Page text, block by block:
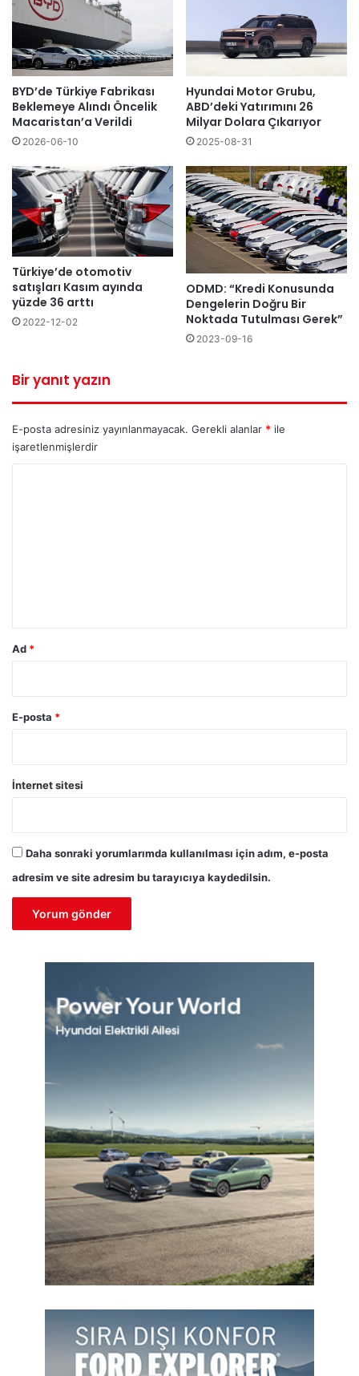
BYD’de Türkiye Fabrikası
Beklemeye Alındı Öncelik
Macaristan’a Verildi
2026-06-10
Hyundai Motor Grubu,
ABD’deki Yatırımını 26
Milyar Dolara Çıkarıyor
2025-08-31
Türkiye’de otomotiv
satışları Kasım ayında
yüzde 36 arttı
2022-12-02
ODMD: “Kredi Konusunda
Dengelerin Doğru Bir
Noktada Tutulması Gerek”
2023-09-16
Bir yanıt yazın
E-posta adresiniz yayınlanmayacak. Gerekli alanlar * ile
işaretlenmişlerdir
Ad *
E-posta *
İnternet sitesi
Daha sonraki yorumlarımda kullanılması için adım, e-posta
adresim ve site adresim bu tarayıcıya kaydedilsin.